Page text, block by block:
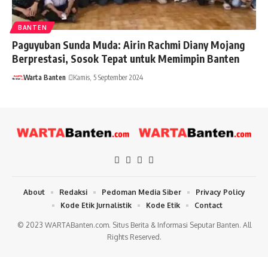
BANTEN
Paguyuban Sunda Muda: Airin Rachmi Diany Mojang
Berprestasi, Sosok Tepat untuk Memimpin Banten
Warta Banten Kamis, 5 September 2024
© 2023 WARTABanten.com. Situs Berita & Informasi Seputar Banten. All
Rights Reserved.
About Redaksi Pedoman Media Siber
Privacy Policy
Kode Etik Jurnalistik
Kode Etik Contact